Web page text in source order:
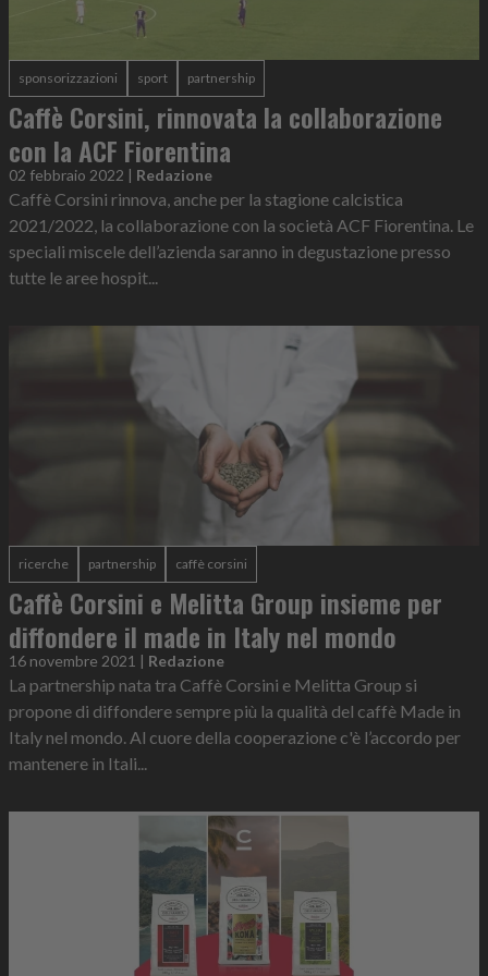
sponsorizzazioni sport partnership
Caffè Corsini, rinnovata la collaborazione
con la ACF Fiorentina
02 febbraio 2022 | Redazione
Caffè Corsini rinnova, anche per la stagione calcistica
2021/2022, la collaborazione con la società ACF Fiorentina. Le
speciali miscele dell’azienda saranno in degustazione presso
tutte le aree hospit...
ricerche partnership caffè corsini
Caffè Corsini e Melitta Group insieme per
diffondere il made in Italy nel mondo
16 novembre 2021 | Redazione
La partnership nata tra Caffè Corsini e Melitta Group si
propone di diffondere sempre più la qualità del caffè Made in
Italy nel mondo. Al cuore della cooperazione c'è l’accordo per
mantenere in Itali...